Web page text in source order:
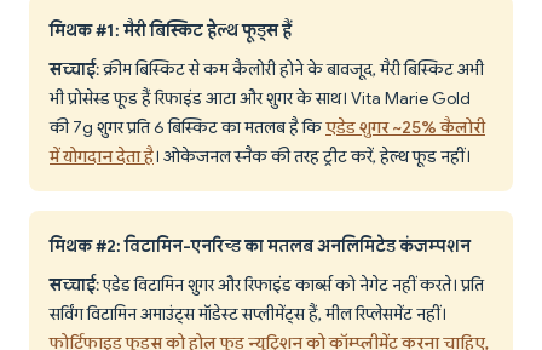
मिथक #1: मैरी बिस्किट हेल्थ फूड्स हैं
सच्चाई: क्रीम बिस्किट से कम कैलोरी होने के बावजूद, मैरी बिस्किट अभी
भी प्रोसेस्ड फूड हैं रिफाइंड आटा और शुगर के साथ। Vita Marie Gold
की 7g शुगर प्रति 6 बिस्किट का मतलब है किएडेड शुगर ~25% कैलोरी
में योगदान देता है। ओकेजनल स्नैक की तरह ट्रीट करें, हेल्थ फूड नहीं।
मिथक #2: विटामिन-एनरिच्ड का मतलब अनलिमिटेड कंजम्पशन
सच्चाई: एडेड विटामिन शुगर और रिफाइंड कार्ब्स को नेगेट नहीं करते। प्रति
सर्विंग विटामिन अमाउंट्स मॉडेस्ट सप्लीमेंट्स हैं, मील रिप्लेसमेंट नहीं।
फोर्टिफाइड फूड्स को होल फूड न्यूट्रिशन को कॉम्प्लीमेंट करना चाहिए,